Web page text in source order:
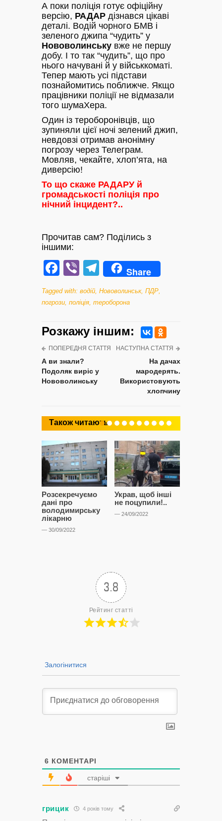
А поки поліція готує офіційну
версію, РАДАР дізнався цікаві
деталі. Водій чорного БМВ і
зеленого джипа “чудить” у
Нововолинську вже не першу
добу. І то так “чудить”, що про
нього начувані й у військкоматі.
Тепер мають усі підстави
познайомитись поближче. Якщо
працівники поліції не відмазали
того шумаХера.
Один із тероборонівців, що
зупиняли цієї ночі зелений джип,
невдовзі отримав анонімну
погрозу через Телеграм.
Мовляв, чекайте, хлоп’ята, на
диверсію!
То що скаже РАДАРУ й
громадськості поліція про
нічний інцидент?..
Прочитав сам? Поділись з
іншими:
Facebook
ViberTelegram
Share
Tagged with: водій Нововолинськ, ПДР
погрози поліція тероборона
Розкажу iншим:
ПОПЕРЕДНЯ СТАТТЯ
А ви знали?
Подоляк виріс у
Нововолинську
НАСТУПНА СТАТТЯ
На дачах
мародерять.
Використовують
хлопчину
Також читають
Розсекречуємо
дані про
володимирську
лікарню
— 30/09/2022
Украв, щоб інші
не поцупили!..
— 24/09/2022
3.8
Рейтинг статті
Залогінитися
6 КОМЕНТАРІ
старіші
грицик 4 років тому